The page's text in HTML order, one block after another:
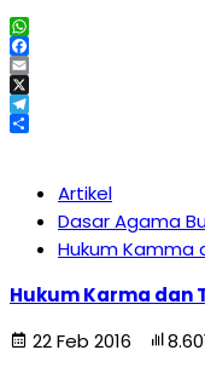
WhatsApp
Facebook
Email
X
Telegram
Artikel
Dasar Agama
Hukum Kamma
Hukum Karma dan
22 Feb 2016